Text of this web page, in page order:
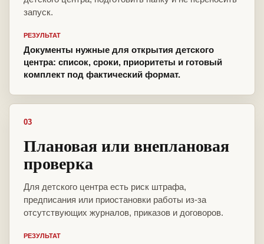
запуск.
РЕЗУЛЬТАТ
Документы нужные для открытия детского
центра: список, сроки, приоритеты и готовый
комплект под фактический формат.
03
Плановая или внеплановая
проверка
Для детского центра есть риск штрафа,
предписания или приостановки работы из-за
отсутствующих журналов, приказов и договоров.
РЕЗУЛЬТАТ